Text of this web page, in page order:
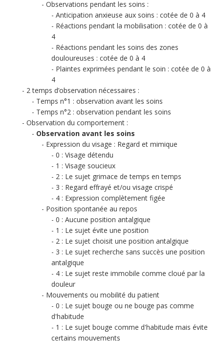
Observations pendant les soins :
Anticipation anxieuse aux soins : cotée de 0 à 4
Réactions pendant la mobilisation : cotée de 0 à
4
Réactions pendant les soins des zones
douloureuses : cotée de 0 à 4
Plaintes exprimées pendant le soin : cotée de 0 à
4
2 temps d’observation nécessaires :
Temps n°1 : observation avant les soins
Temps n°2 : observation pendant les soins
Observation du comportement :
Observation avant les soins
Expression du visage : Regard et mimique
0 : Visage détendu
1 : Visage soucieux
2 : Le sujet grimace de temps en temps
3 : Regard effrayé et/ou visage crispé
4 : Expression complètement figée
Position spontanée au repos
0 : Aucune position antalgique
1 : Le sujet évite une position
2 : Le sujet choisit une position antalgique
3 : Le sujet recherche sans succès une position
antalgique
4 : Le sujet reste immobile comme cloué par la
douleur
Mouvements ou mobilité du patient
0 : Le sujet bouge ou ne bouge pas comme
d'habitude
1 : Le sujet bouge comme d'habitude mais évite
certains mouvements